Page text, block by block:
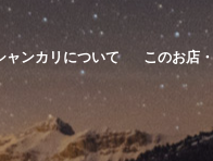
ャンカリについて このお店